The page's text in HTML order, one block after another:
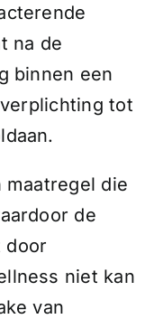
na de
binnen een
tot
maatregel die
de
door
niet kan
van